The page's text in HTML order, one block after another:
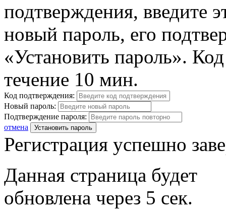
подтверждения, введите
новый пароль, его
«Установить пароль».
течение 10 мин.
Код подтверждения:
Новый пароль:
Подтверждение пароля:
отмена
Установить пароль
Регистрация успешно
Данная страница будет
обновлена через 5 сек.